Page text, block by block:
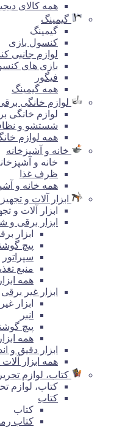
همه کالای
گیمینگ
گیمینگ
کنسول بازی
لوازم جانبی
بازی های
فیگور
همه گیمینگ
لوازم خانگی
لوازم خانگی
شستشو و
همه لوازم
خانه و آشپزخانه
خانه و
ظرف غذا
همه خانه و
ابزار آلات و
ابزار آلات و
ابزار برقی و
ابزار
پیچ
سپراتور
منبع
همه
ابزار غیر برقی
ابزار
انبر
پیچ
همه
ابزار دقیق و
همه ابزار
کتاب، لوازم
کتاب، لوازم
کتاب
کتاب
کتاب